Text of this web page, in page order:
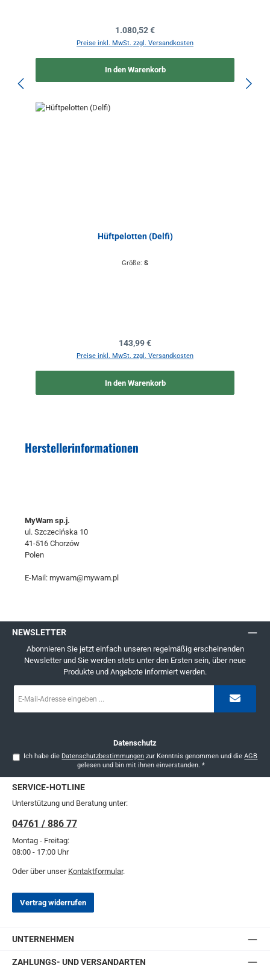
Regulärer Preis:
1.080,52 €
Preise inkl. MwSt. zzgl. Versandkosten
In den Warenkorb
Hüftpelotten (Delfi)
Größe: S
Regulärer Preis:
143,99 €
Preise inkl. MwSt. zzgl. Versandkosten
In den Warenkorb
Herstellerinformationen
MyWam sp.j.
ul. Szczecińska 10
41-516 Chorzów
Polen
E-Mail: mywam@mywam.pl
NEWSLETTER
Abonnieren Sie jetzt einfach unseren regelmäßig erscheinenden
Newsletter und Sie werden stets unter den Ersten sein, über neue
Produkte und Angebote informiert werden.
Mail-
Datenschutz
Ich habe die Datenschutzbestimmungen zur Kenntnis genommen und dieAGB
gelesen und bin mit ihnen einverstanden. *
SERVICE-HOTLINE
Unterstützung und Beratung unter:
04761 / 886 77
Montag - Freitag:
08:00 - 17:00 Uhr
Oder über unser Kontaktformular.
Vertrag widerrufen
UNTERNEHMEN
ZAHLUNGS- UND VERSANDARTEN